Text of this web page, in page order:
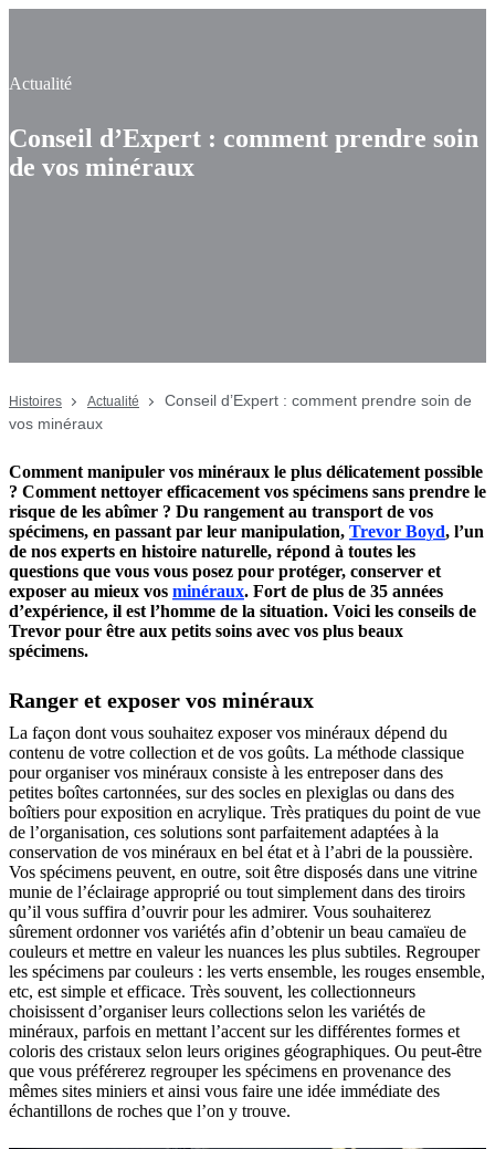
Actualité
Conseil d’Expert : comment prendre soin
de vos minéraux
Histoires Actualité
Conseil d’Expert : comment prendre soin de
vos minéraux
Comment manipuler vos minéraux le plus délicatement possible
? Comment nettoyer efficacement vos spécimens sans prendre le
risque de les abîmer ? Du rangement au transport de vos
spécimens, en passant par leur manipulation, Trevor Boyd, l’un
de nos experts en histoire naturelle, répond à toutes les
questions que vous vous posez pour protéger, conserver et
exposer au mieux vos minéraux. Fort de plus de 35 années
d’expérience, il est l’homme de la situation. Voici les conseils de
Trevor pour être aux petits soins avec vos plus beaux
spécimens.
Ranger et exposer vos minéraux
La façon dont vous souhaitez exposer vos minéraux dépend du
contenu de votre collection et de vos goûts. La méthode classique
pour organiser vos minéraux consiste à les entreposer dans des
petites boîtes cartonnées, sur des socles en plexiglas ou dans des
boîtiers pour exposition en acrylique. Très pratiques du point de vue
de l’organisation, ces solutions sont parfaitement adaptées à la
conservation de vos minéraux en bel état et à l’abri de la poussière.
Vos spécimens peuvent, en outre, soit être disposés dans une vitrine
munie de l’éclairage approprié ou tout simplement dans des tiroirs
qu’il vous suffira d’ouvrir pour les admirer. Vous souhaiterez
sûrement ordonner vos variétés afin d’obtenir un beau camaïeu de
couleurs et mettre en valeur les nuances les plus subtiles. Regrouper
les spécimens par couleurs : les verts ensemble, les rouges ensemble,
etc, est simple et efficace. Très souvent, les collectionneurs
choisissent d’organiser leurs collections selon les variétés de
minéraux, parfois en mettant l’accent sur les différentes formes et
coloris des cristaux selon leurs origines géographiques. Ou peut-être
que vous préférerez regrouper les spécimens en provenance des
mêmes sites miniers et ainsi vous faire une idée immédiate des
échantillons de roches que l’on y trouve.